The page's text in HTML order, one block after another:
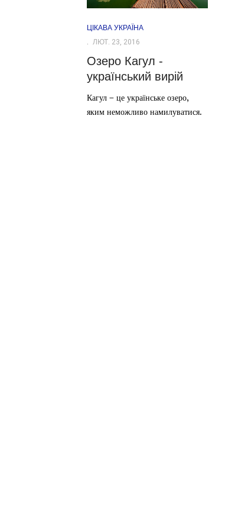
ЦІКАВА УКРАЇНА
ЛЮТ. 23, 2016
Озеро Кагул -
український вирій
Кагул – це українське озеро,
яким неможливо намилуватися.